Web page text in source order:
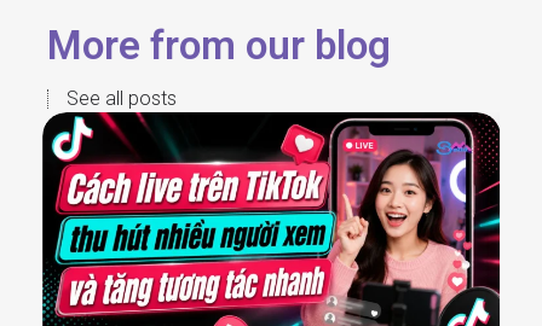
More from our blog
See all posts